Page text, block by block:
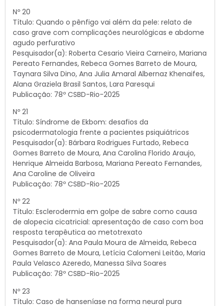
Nº 20
Título: Quando o pênfigo vai além da pele: relato de
caso grave com complicações neurológicas e abdome
agudo perfurativo
Pesquisador(a): Roberta Cesario Vieira Carneiro, Mariana
Pereato Fernandes, Rebeca Gomes Barreto de Moura,
Taynara Silva Dino, Ana Julia Amaral Albernaz Khenaifes,
Alana Graziela Brasil Santos, Lara Paresqui
Publicação: 78º CSBD-Rio-2025
Nº 21
Título: Síndrome de Ekbom: desafios da
psicodermatologia frente a pacientes psiquiátricos
Pesquisador(a): Bárbara Rodrigues Furtado, Rebeca
Gomes Barreto de Moura, Ana Carolina Florido Araujo,
Henrique Almeida Barbosa, Mariana Pereato Fernandes,
Ana Caroline de Oliveira
Publicação: 78º CSBD-Rio-2025
Nº 22
Título: Esclerodermia em golpe de sabre como causa
de alopecia cicatricial: apresentação de caso com boa
resposta terapêutica ao metotrexato
Pesquisador(a): Ana Paula Moura de Almeida, Rebeca
Gomes Barreto de Moura, Letícia Calomeni Leitão, Maria
Paula Velasco Azeredo, Manessa Silva Soares
Publicação: 78º CSBD-Rio-2025
Nº 23
Título: Caso de hanseníase na forma neural pura